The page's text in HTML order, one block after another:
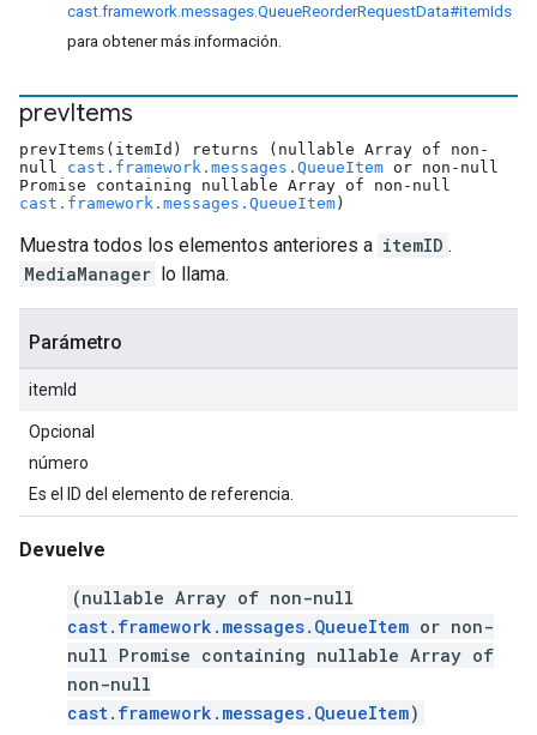
cast.framework.messages.QueueReorderRequestData#itemIds
para obtener más información.
prevItems
prevItems(itemId) returns (nullable Array of non-
null cast.framework.messages.QueueItem or non-null
Promise containing nullable Array of non-null
cast.framework.messages.QueueItem )
Muestra todos los elementos anteriores a itemID .
MediaManager lo llama.
Parámetro
itemId
Opcional
número
Es el ID del elemento de referencia.
Devuelve
(nullable Array of non-null
cast.framework.messages.QueueItem or non-
null Promise containing nullable Array of
non-null
cast.framework.messages.QueueItem)